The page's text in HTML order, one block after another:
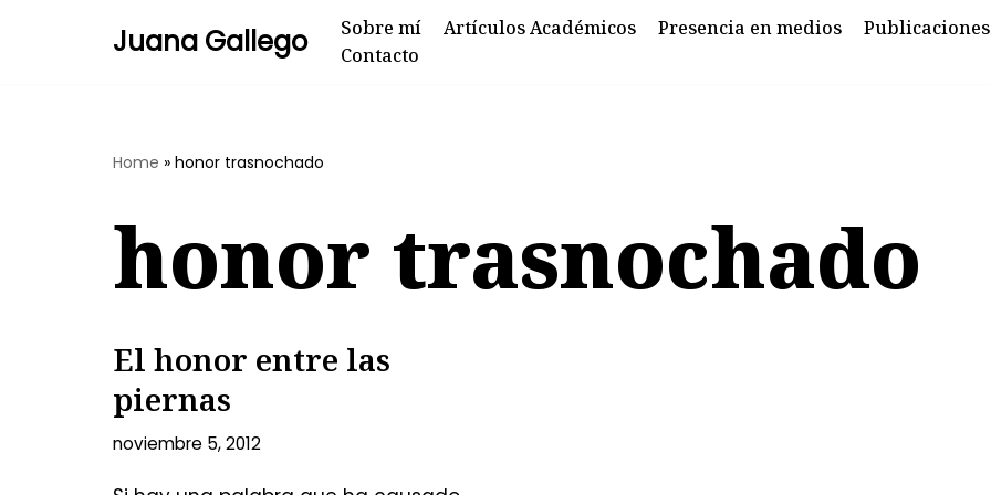
Juana Gallego Sobre mí Artículos Académicos Presencia en medios Publicaciones
Contacto
Home » honor trasnochado
honor trasnochado
El honor entre las
piernas
noviembre 5, 2012